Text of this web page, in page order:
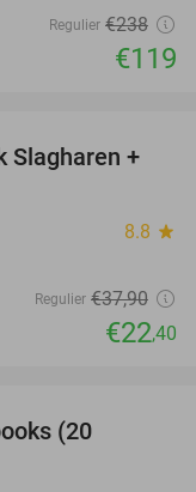
Regulier €238
€119
41%
Slagharen +
8.8 star
Regulier €37,90
€22,40
(20